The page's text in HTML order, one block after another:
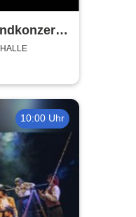
Orchester
10:00 Uhr